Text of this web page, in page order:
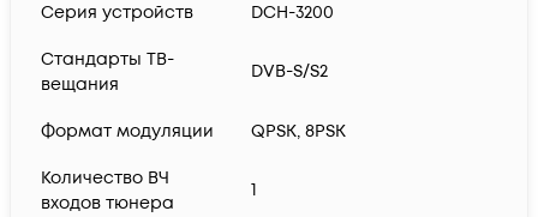
Серия устройств
DCH-3200
Стандарты ТВ-
вещания
DVB-S/S2
Формат модуляции QPSK, 8PSK
Количество ВЧ
входов тюнера
1